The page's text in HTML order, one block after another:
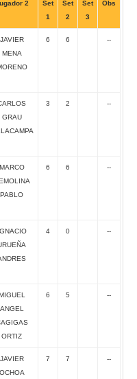
2
Set
1
Set
2
Set
3
Obs
JAVIER
MENA
6 6 --
GRAU
3 2 --
MARCO
PABLO
6 6 --
4 0 --
ANGEL
ORTIZ
6 5 --
JAVIER
OCHOA
7 7 --